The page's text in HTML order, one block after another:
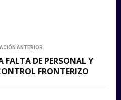
ANTERIOR
FALTA DE PERSONAL Y
FRONTERIZO